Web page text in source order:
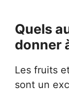
Quels
donner
Les fruits
sont un